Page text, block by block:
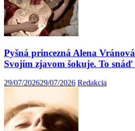
Pyšná princezná Alena
Svojím zjavom šokuje. To snáď
29/07/202629/07/2026 Redakcia